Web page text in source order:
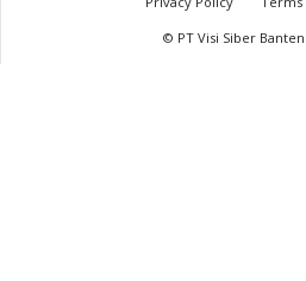
© PT Visi Siber Banten